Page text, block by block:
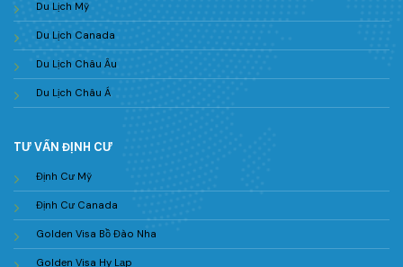
Du Lịch Mỹ
Du Lịch Canada
Du Lịch Châu Âu
Du Lịch Châu Á
TƯ VẤN ĐỊNH CƯ
Định Cư Mỹ
Định Cư Canada
Golden Visa Bồ Đào Nha
Golden Visa Hy Lạp